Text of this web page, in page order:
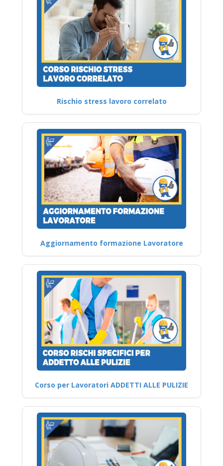
Rischio stress lavoro correlato
Aggiornamento formazione Lavoratore
Corso per Lavoratori ADDETTI ALLE PULIZIE